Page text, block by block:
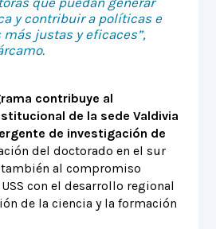
y contribuir a políticas e
justas y eficaces”,
contribuye al
de la sede Valdivia
de investigación de
del doctorado en el sur
al compromiso
con el desarrollo regional
de la ciencia y la formación